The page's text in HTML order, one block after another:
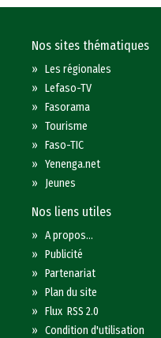
Nos sites thématiques
»Les régionales
»Lefaso-TV
»Fasorama
»Tourisme
»Faso-TIC
»Yenenga.net
» Jeunes
Nos liens utiles
»A propos...
»Publicité
»Partenariat
»Plan du site
»Flux RSS 2.0
»Condition d'utilisation